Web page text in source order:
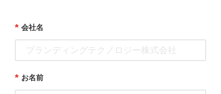
* 会社名
* お名前